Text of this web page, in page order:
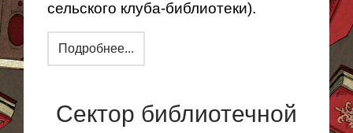
сельского клуба-библиотеки).
Подробнее...
Сектор библиотечной